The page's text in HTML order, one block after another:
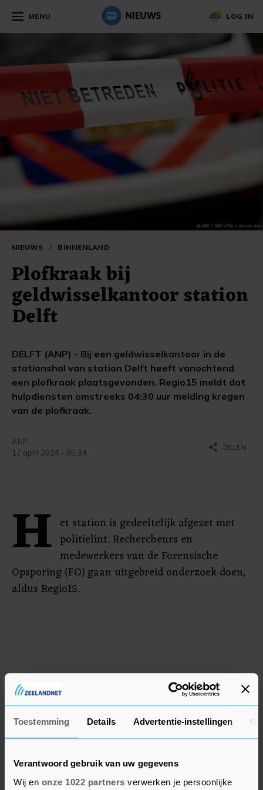
Toestemming Details Advertentie-instellingen
Verantwoord gebruik van uw gegevens
Wij en onze 1022 partners verwerken je persoonlijke
MENU LOG IN
NIEUWS / BINNENLAND
Plofkraak bij
geldwisselkantoor station
Delft
DELFT (ANP) - Bij een geldwisselkantoor in de
stationshal van station Delft heeft vanochtend
een plofkraak plaatsgevonden. Regio15 meldt dat
hulpdiensten omstreeks 04:30 uur melding kregen
van de plofkraak.
ANP
17 april 2024 - 05:34
share DELEN
H et station is gedeeltelijk afgezet met
politielint. Rechercheurs en
medewerkers van de Forensische
Opsporing (FO) gaan uitgebreid onderzoek doen,
aldus Regio15.